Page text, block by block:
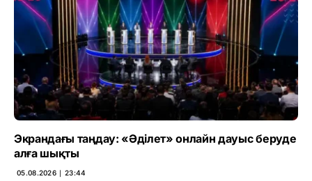
Экрандағы таңдау: «Әділет» онлайн дауыс беруде
алға шықты
05.08.2026 ∣ 23:44